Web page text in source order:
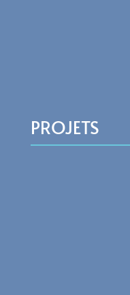
PROJETS